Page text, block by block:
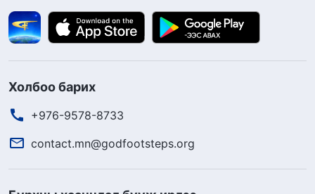
Холбоо барих
+976-9578-8733
contact.mn@godfootsteps.org